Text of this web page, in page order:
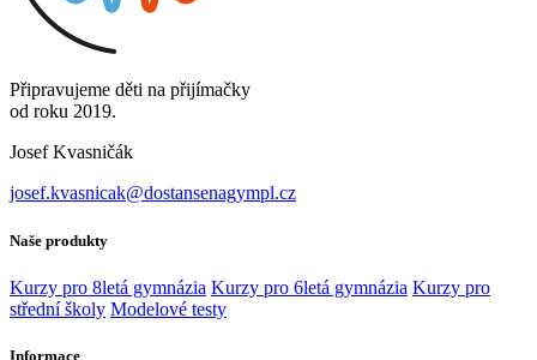
Připravujeme děti na přijímačky
od roku 2019.
Josef Kvasničák
josef.kvasnicak@dostansenagympl.cz
Naše produkty
Kurzy pro 8letá gymnázia Kurzy pro 6letá gymnázia Kurzy pro
střední školy Modelové testy
Informace